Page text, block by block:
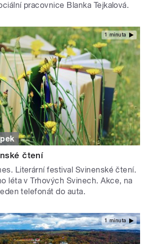
pracovnice Blanka Tejkalová.
1 minuta
čtení
Literární festival Svinenské čtení.
léta v Trhových Svinech. Akce, na
telefonát do auta.
1 minuta